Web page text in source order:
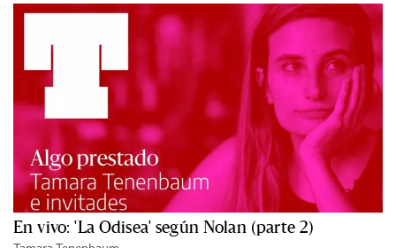
En vivo: 'La Odisea' según Nolan (parte 2)